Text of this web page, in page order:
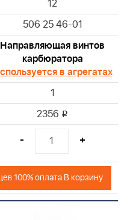
12
506 25 46-01
Направляющая винтов
карбюратора
в агрегатах
1
2356 i
- +
100% оплата В корзину